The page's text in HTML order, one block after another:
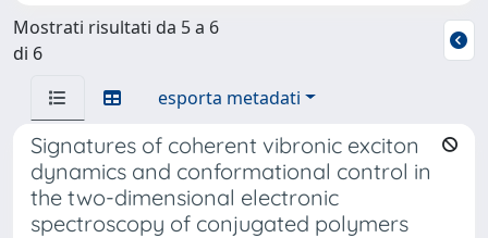
Mostrati risultati da 5 a 6
di 6
esporta metadati
Signatures of coherent vibronic exciton
dynamics and conformational control in
the two-dimensional electronic
spectroscopy of conjugated polymers